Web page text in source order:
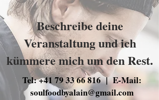
Beschreibe deine
Veranstaltung und ich
kümmere mich um den Rest.
Tel:+41 79 33 66 816| E-Mail:
soulfoodbyalain@gmail.com